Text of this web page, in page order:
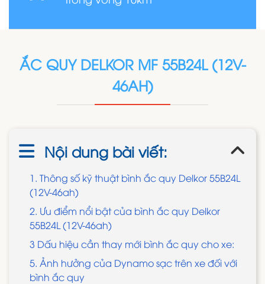
ẮC QUY DELKOR MF 55B24L (12V-
46AH)
Nội dung bài viết:
1. Thông số kỹ thuật bình ắc quy Delkor 55B24L
(12V-46ah)
2. Ưu điểm nổi bật của bình ắc quy Delkor
55B24L (12V-46ah)
3 Dấu hiệu cần thay mới bình ắc quy cho xe:
5. Ảnh hưởng của Dynamo sạc trên xe đối với
bình ắc quy